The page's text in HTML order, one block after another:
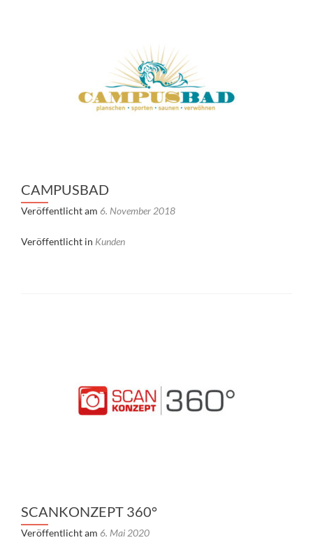
CAMPUSBAD
Veröffentlicht am 6. November 2018
Veröffentlicht in Kunden
SCANKONZEPT 360°
Veröffentlicht am 6. Mai 2020